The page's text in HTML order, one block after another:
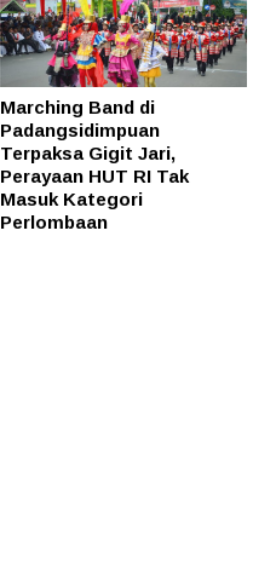
Marching Band di
Padangsidimpuan
Terpaksa Gigit Jari,
Perayaan HUT RI Tak
Masuk Kategori
Perlombaan